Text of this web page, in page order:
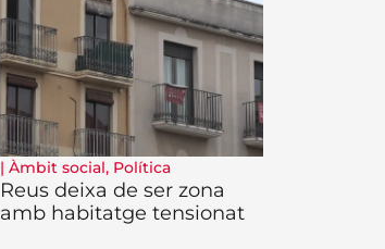
| Àmbit social, Política
Reus deixa de ser zona
amb habitatge tensionat